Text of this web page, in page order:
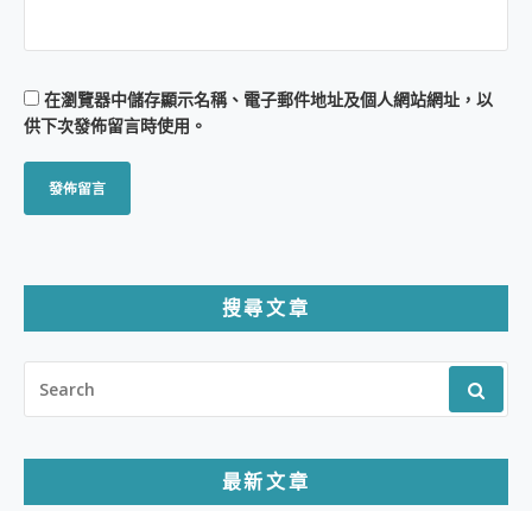
在瀏覽器中儲存顯示名稱、電子郵件地址及個人網站網址，以
供下次發佈留言時使用。
搜尋文章
FOR:
最新文章